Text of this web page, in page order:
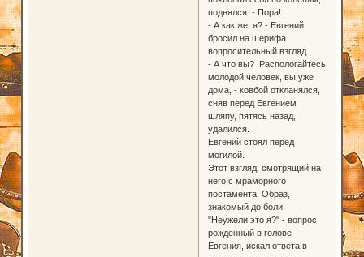
поднялся. - Пора!
- А как же, я? - Евгений
бросил на шерифа
вопросительный взгляд.
- А что вы? Распологайтесь
молодой человек, вы уже
дома, - ковбой откланялся,
сняв перед Евгением
шляпу, пятясь назад,
удалился.
Евгений стоял перед
могилой.
Этот взгляд, смотрящий на
него с мраморного
постамента. Образ,
знакомый до боли.
"Неужели это я?" - вопрос
рожденный в голове
Евгения, искал ответа в